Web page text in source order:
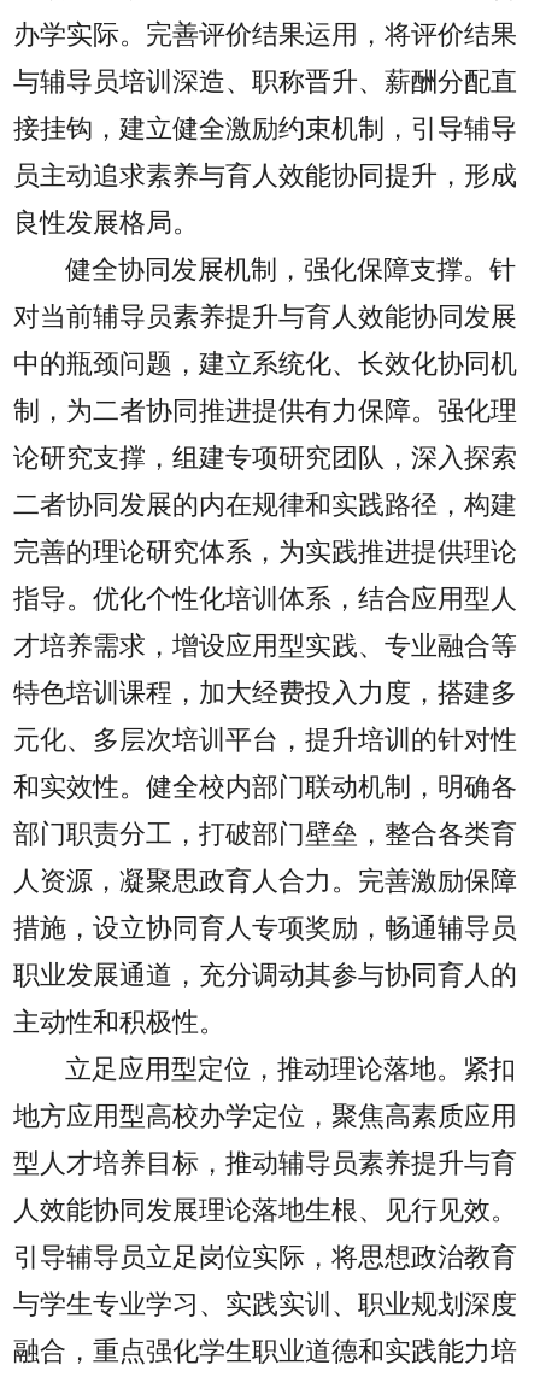
办学实际。完善评价结果运用，将评价结果
与辅导员培训深造、职称晋升、薪酬分配直
接挂钩，建立健全激励约束机制，引导辅导
员主动追求素养与育人效能协同提升，形成
良性发展格局。
健全协同发展机制，强化保障支撑。针
对当前辅导员素养提升与育人效能协同发展
中的瓶颈问题，建立系统化、长效化协同机
制，为二者协同推进提供有力保障。强化理
论研究支撑，组建专项研究团队，深入探索
二者协同发展的内在规律和实践路径，构建
完善的理论研究体系，为实践推进提供理论
指导。优化个性化培训体系，结合应用型人
才培养需求，增设应用型实践、专业融合等
特色培训课程，加大经费投入力度，搭建多
元化、多层次培训平台，提升培训的针对性
和实效性。健全校内部门联动机制，明确各
部门职责分工，打破部门壁垒，整合各类育
人资源，凝聚思政育人合力。完善激励保障
措施，设立协同育人专项奖励，畅通辅导员
职业发展通道，充分调动其参与协同育人的
主动性和积极性。
立足应用型定位，推动理论落地。紧扣
地方应用型高校办学定位，聚焦高素质应用
型人才培养目标，推动辅导员素养提升与育
人效能协同发展理论落地生根、见行见效。
引导辅导员立足岗位实际，将思想政治教育
与学生专业学习、实践实训、职业规划深度
融合，重点强化学生职业道德和实践能力培